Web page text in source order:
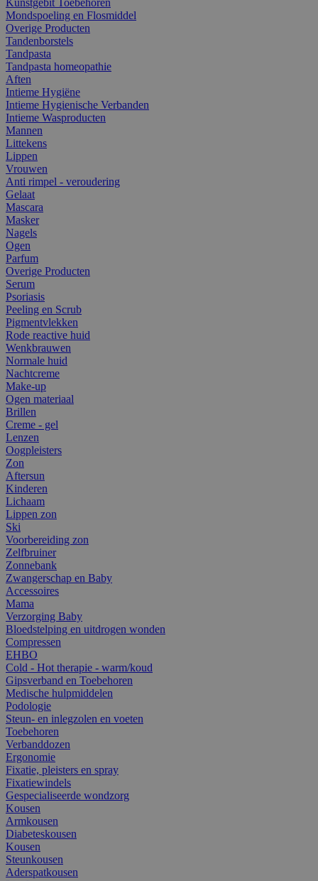
Mondspoeling en Flosmiddel
Overige Producten
Tandenborstels
Tandpasta
Tandpasta homeopathie
Aften
Intieme Hygiëne
Intieme Hygienische Verbanden
Intieme Wasproducten
Mannen
Littekens
Lippen
Vrouwen
Anti rimpel - veroudering
Gelaat
Mascara
Masker
Nagels
Ogen
Parfum
Overige Producten
Serum
Psoriasis
Peeling en Scrub
Pigmentvlekken
Rode reactive huid
Wenkbrauwen
Normale huid
Nachtcreme
Make-up
Ogen materiaal
Brillen
Creme - gel
Lenzen
Oogpleisters
Zon
Aftersun
Kinderen
Lichaam
Lippen zon
Ski
Voorbereiding zon
Zelfbruiner
Zonnebank
Zwangerschap en Baby
Accessoires
Mama
Verzorging Baby
Bloedstelping en uitdrogen wonden
Compressen
EHBO
Cold - Hot therapie - warm/koud
Gipsverband en Toebehoren
Medische hulpmiddelen
Podologie
Steun- en inlegzolen en voeten
Toebehoren
Verbanddozen
Ergonomie
Fixatie, pleisters en spray
Fixatiewindels
Gespecialiseerde wondzorg
Kousen
Armkousen
Diabeteskousen
Kousen
Steunkousen
Aderspatkousen